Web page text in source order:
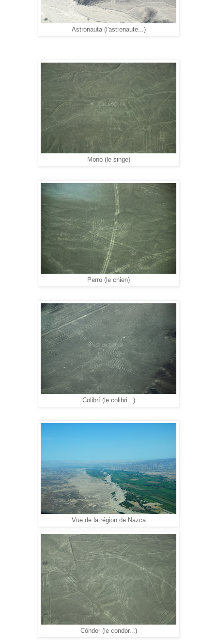
Astronauta (l'astronaute...)
Mono (le singe)
Perro (le chien)
Colibrí (le colibri...)
Vue de la région de Nazca
Cóndor (le condor...)